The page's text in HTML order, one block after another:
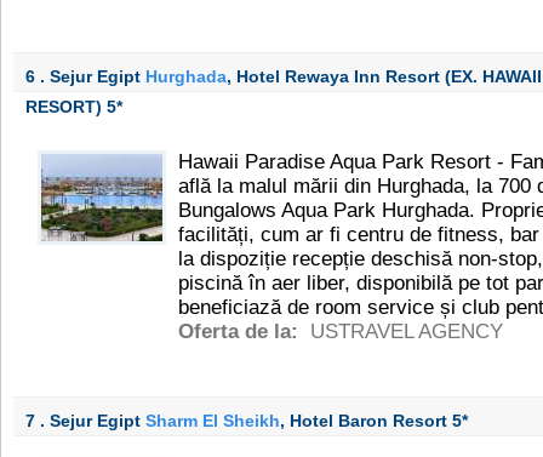
6 . Sejur Egipt Hurghada, Hotel Rewaya Inn Resort (EX.
RESORT) 5*
Hawaii Paradise Aqua Park Resort -
află la malul mării din Hurghada, la 700
Bungalows Aqua Park Hurghada.
facilități, cum ar fi centru de fitness,
la dispoziție recepție deschisă non-
piscină în aer liber, disponibilă pe tot
beneficiază de room service și club
Oferta de la:
USTRAVEL AGENCY
7 . Sejur Egipt Sharm El Sheikh, Hotel Baron Resort 5*